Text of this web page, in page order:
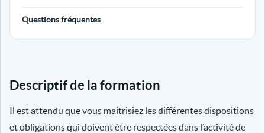
Questions fréquentes
Descriptif de la formation
Il est attendu que vous maitrisiez les différentes dispositions
et obligations qui doivent être respectées dans l’activité de